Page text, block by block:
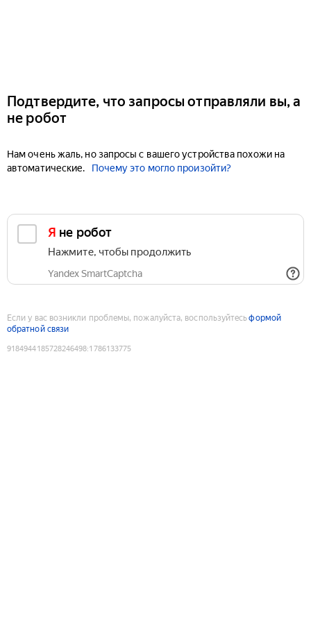
Подтвердите, что запросы отправляли вы, а
не робот
Нам очень жаль, но запросы с вашего устройства похожи на
автоматические.
Почему это могло произойти?
Я не робот
Нажмите, чтобы продолжить
Yandex SmartCaptcha
Если у вас возникли проблемы, пожалуйста, воспользуйтесьформой
обратной связи
9184944185728246498:1786133775